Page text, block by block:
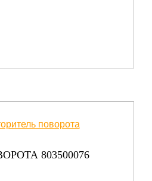
803500076